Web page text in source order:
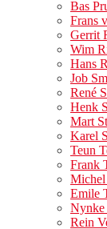
Bas
Frans
Gerrit
Wim
Hans
Job
René
Henk
Mart
Karel
Teun
Frank
Michel
Emile
Nynke
Rein